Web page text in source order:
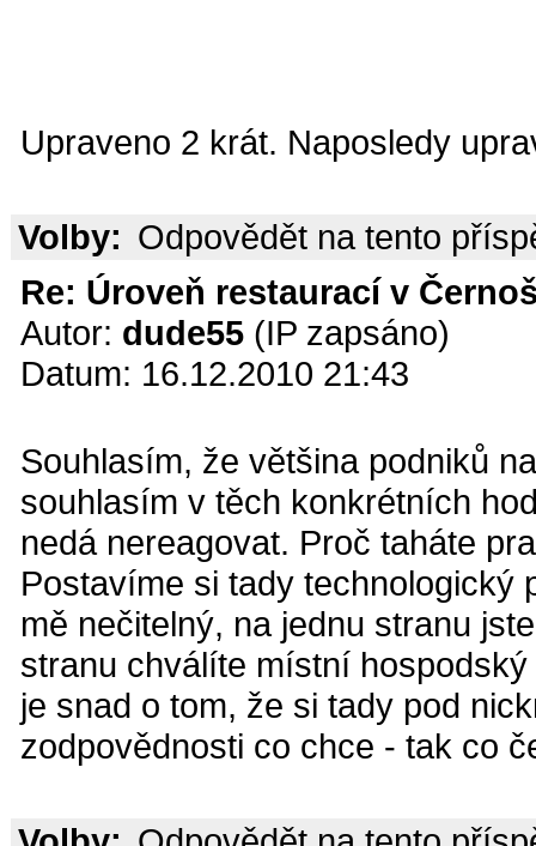
Upraveno 2 krát. Naposledy
Volby: Odpovědět na tento
Re: Úroveň restaurací v
Autor: dude55 (IP zapsáno)
Datum: 16.12.2010 21:43
Souhlasím, že většina podniků
souhlasím v těch konkrétních
nedá nereagovat. Proč taháte
Postavíme si tady
mě nečitelný, na jednu stranu
stranu chválíte místní
je snad o tom, že si tady pod
zodpovědnosti co chce - tak co